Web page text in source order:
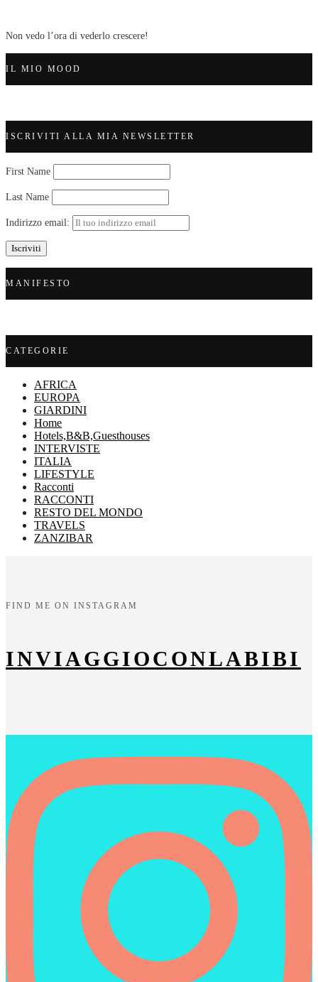
Non vedo l’ora di vederlo crescere!
IL MIO MOOD
ISCRIVITI ALLA MIA NEWSLETTER
First Name
Last Name
Indirizzo email:
MANIFESTO
CATEGORIE
AFRICA
EUROPA
GIARDINI
Home
Hotels,B&B,Guesthouses
INTERVISTE
ITALIA
LIFESTYLE
Racconti
RACCONTI
RESTO DEL MONDO
TRAVELS
ZANZIBAR
FIND ME ON INSTAGRAM
INVIAGGIOCONLABIBI